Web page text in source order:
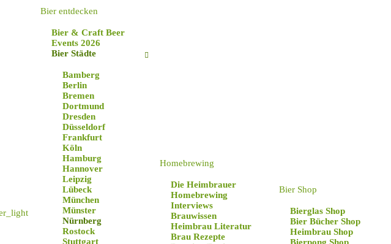
Bier entdecken
Bier & Craft Beer
Events 2026
Bier Städte
Bamberg
Berlin
Bremen
Dortmund
Dresden
Düsseldorf
Frankfurt
Köln
Hamburg
Hannover
Leipzig
Lübeck
München
Münster
Nürnberg
Rostock
Stuttgart
Homebrewing
Die Heimbrauer
Homebrewing
Interviews
Brauwissen
Heimbrau Literatur
Brau Rezepte
Bier Shop
Bierglas Shop
Bier Bücher Shop
Heimbrau Shop